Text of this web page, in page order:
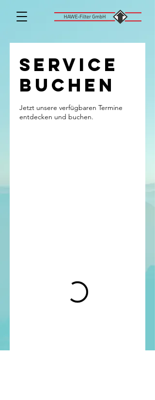
Service
buchen
Jetzt unsere verfügbaren Termine
entdecken und buchen.